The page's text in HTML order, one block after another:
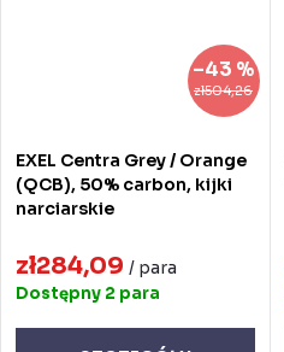
zł504,26
–43 %
EXEL Centra Grey / Orange
(QCB), 50% carbon, kijki
narciarskie
zł284,09 / para
Dostępny 2 para